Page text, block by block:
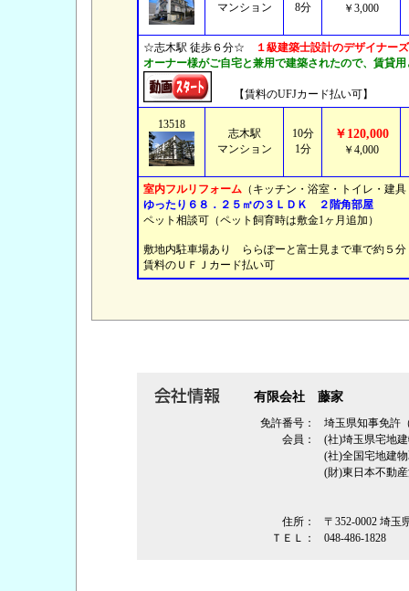
マンション
8分
￥3,000
☆志木駅 徒歩６分☆
１級建築士設計のデザイナー
オーナー様がご自宅と兼用で建築されたので、賃貸
【賃料のUFJカード払い可】
13518
志木駅
マンション
10分
1分
￥120,000
￥4,000
室内フルリフォーム （キッチン・浴室・トイレ・
ゆったり６８．２５㎡の３ＬＤＫ ２階角部屋
ペット相談可（ペット飼育時は敷金1ヶ月追加）
敷地内駐車場あり ららぽーと富士見まで車で約５
賃料のＵＦＪカード払い可
有限会社 藤家
免許番号：
埼玉県知事免許
会員：
(社)埼玉県宅地
(社)全国宅地建
(財)東日本不動
住所：
〒352-0002 埼玉
ＴＥＬ：
048-486-1828